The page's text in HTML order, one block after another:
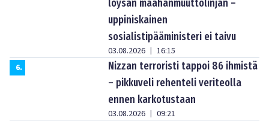
löysän maahanmuuttolinjan –
uppiniskainen
sosialistipääministeri ei taivu
03.08.2026 | 16:15
6.
Nizzan terroristi tappoi 86 ihmistä
– pikkuveli rehenteli veriteolla
ennen karkotustaan
03.08.2026 | 09:21